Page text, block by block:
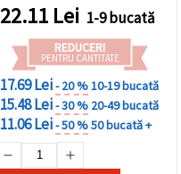
22.11 Lei 1-9 bucată
REDUCERI
PENTRU CANTITATE
17.69 Lei- 20 %10-19 bucată
15.48 Lei- 30 % 20-49 bucată
11.06 Lei- 50 %50 bucată +